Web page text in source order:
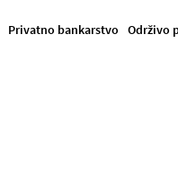
Privatno bankarstvo Održivo